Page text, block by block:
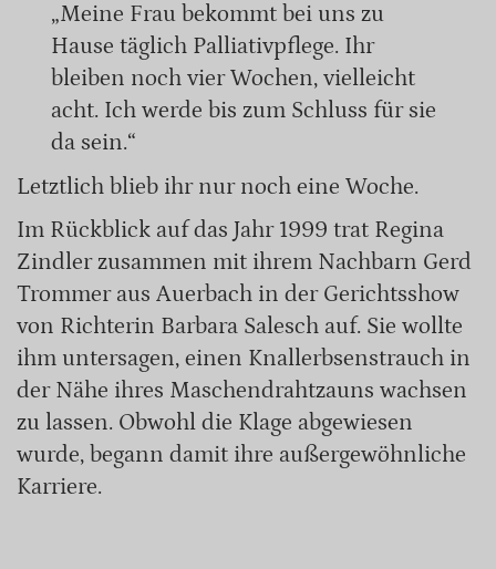
„Meine Frau bekommt bei uns zu
Hause täglich Palliativpflege. Ihr
bleiben noch vier Wochen, vielleicht
acht. Ich werde bis zum Schluss für sie
da sein.“
Letztlich blieb ihr nur noch eine Woche.
Im Rückblick auf das Jahr 1999 trat Regina
Zindler zusammen mit ihrem Nachbarn Gerd
Trommer aus Auerbach in der Gerichtsshow
von Richterin Barbara Salesch auf. Sie wollte
ihm untersagen, einen Knallerbsenstrauch in
der Nähe ihres Maschendrahtzauns wachsen
zu lassen. Obwohl die Klage abgewiesen
wurde, begann damit ihre außergewöhnliche
Karriere.